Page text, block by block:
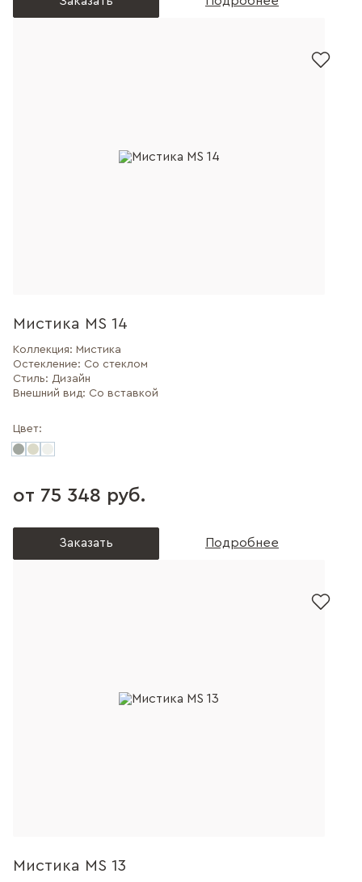
Мистика MS 14
Коллекция: Мистика
Остекление: Со стеклом
Стиль: Дизайн
Внешний вид: Со вставкой
Цвет:
от 75 348 руб.
Заказать Подробнее
Мистика MS 13